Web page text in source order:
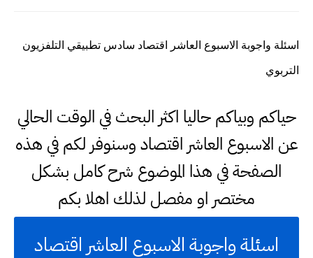
اسئلة واجوبة الاسبوع العاشر اقتصاد سادس تطبيقي التلفزيون
التربوي
حياكم وبياكم حاليا اكثر البحث في الوقت الحالي
عن الاسبوع العاشر اقتصاد وسنوفر لكم في هذه
الصفحة في هذا الموضوع شرح كامل بشكل
مختصر او مفصل لذلك اهلا بكم
اسئلة واجوبة الاسبوع العاشر اقتصاد